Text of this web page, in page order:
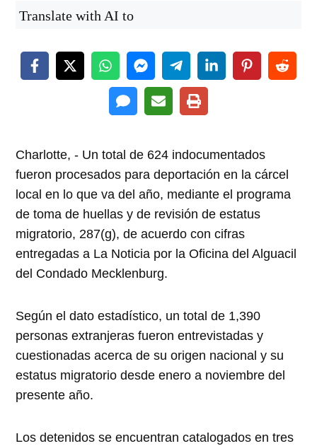
Translate with AI to
Charlotte, - Un total de 624 indocumentados
fueron procesados para deportación en la cárcel
local en lo que va del año, mediante el programa
de toma de huellas y de revisión de estatus
migratorio, 287(g), de acuerdo con cifras
entregadas a La Noticia por la Oficina del Alguacil
del Condado Mecklenburg.
Según el dato estadístico, un total de 1,390
personas extranjeras fueron entrevistadas y
cuestionadas acerca de su origen nacional y su
estatus migratorio desde enero a noviembre del
presente año.
Los detenidos se encuentran catalogados en tres